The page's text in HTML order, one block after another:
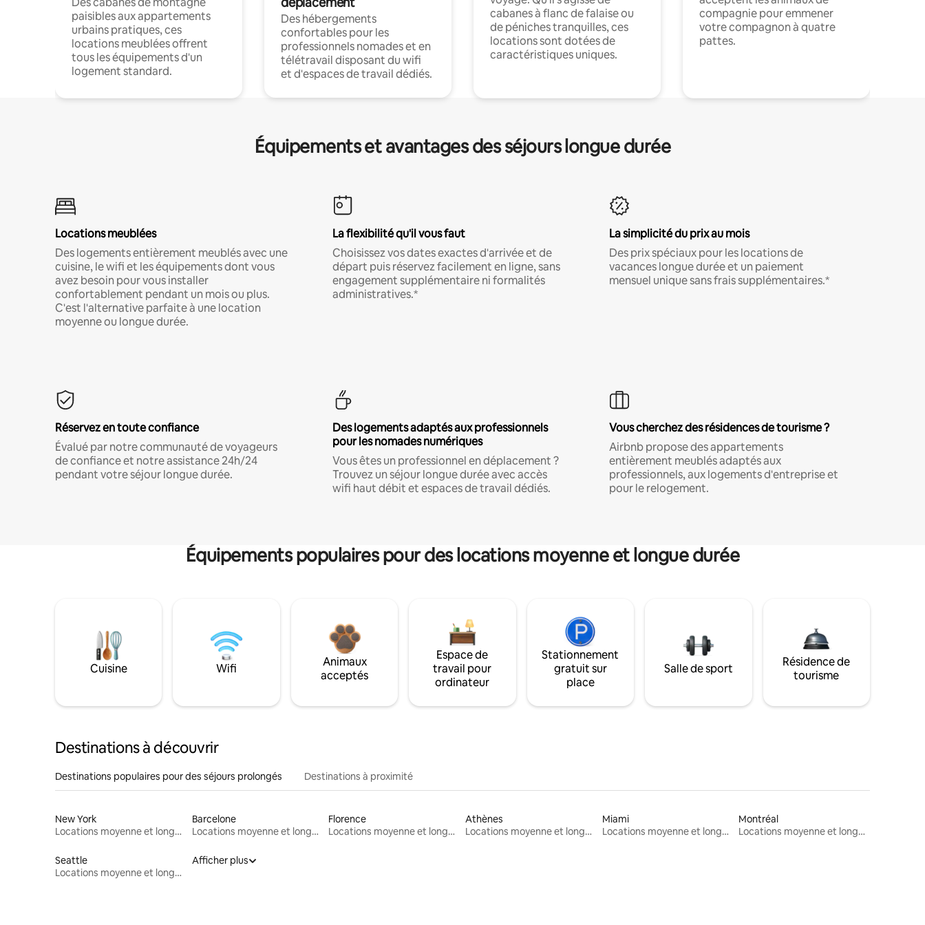
paisibles aux appartements
urbains pratiques, ces
locations meublées offrent
tous les équipements d'un
logement standard.
Des hébergements
confortables pour les
professionnels nomades et en
télétravail disposant du wifi
et d'espaces de travail dédiés.
cabanes à flanc de falaise ou
de péniches tranquilles, ces
locations sont dotées de
caractéristiques uniques.
compagnie pour emmener
votre compagnon à quatre
pattes.
Équipements et avantages des séjours longue durée
Locations meublées
Des logements entièrement meublés avec une
cuisine, le wifi et les équipements dont vous
avez besoin pour vous installer
confortablement pendant un mois ou plus.
C'est l'alternative parfaite à une location
moyenne ou longue durée.
La flexibilité qu'il vous faut
Choisissez vos dates exactes d'arrivée et de
départ puis réservez facilement en ligne, sans
engagement supplémentaire ni formalités
administratives.*
La simplicité du prix au mois
Des prix spéciaux pour les locations de
vacances longue durée et un paiement
mensuel unique sans frais supplémentaires.*
Réservez en toute confiance
Évalué par notre communauté de voyageurs
de confiance et notre assistance 24h/24
pendant votre séjour longue durée.
Des logements adaptés aux professionnels
pour les nomades numériques
Vous êtes un professionnel en déplacement ?
Trouvez un séjour longue durée avec accès
wifi haut débit et espaces de travail dédiés.
Vous cherchez des résidences de tourisme ?
Airbnb propose des appartements
entièrement meublés adaptés aux
professionnels, aux logements d'entreprise et
pour le relogement.
Équipements populaires pour des locations moyenne et longue durée
Cuisine Wifi
Animaux
acceptés
Espace de
travail pour
ordinateur
Stationnement
gratuit sur
place
Salle de sport
Résidence de
tourisme
Destinations à découvrir
Destinations populaires pour des séjours prolongés Destinations à proximité
New York
Locations moyenne et longue durée
Barcelone
Locations moyenne et longue durée
Florence
Locations moyenne et longue durée
Athènes
Locations moyenne et longue durée
Miami
Locations moyenne et longue durée
Montréal
Locations moyenne et longue durée
Seattle
Locations moyenne et longue durée
Afficher plus